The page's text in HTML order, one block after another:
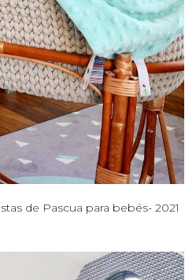
de Pascua para bebés- 2021